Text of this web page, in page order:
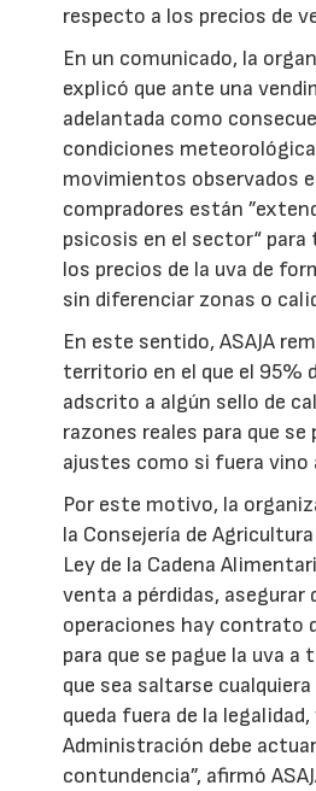
respecto a los precios de
En un comunicado, la
explicó que ante una
adelantada como
condiciones
movimientos observados
compradores están
psicosis en el sector“ para
los precios de la uva de
sin diferenciar zonas o
En este sentido, ASAJA
territorio en el que el 95%
adscrito a algún sello de
razones reales para que
ajustes como si fuera vino
Por este motivo, la
la Consejería de
Ley de la Cadena
venta a pérdidas, asegurar
operaciones hay contrato
para que se pague la uva a
que sea saltarse
queda fuera de la legalidad,
Administración debe
contundencia”, afirmó